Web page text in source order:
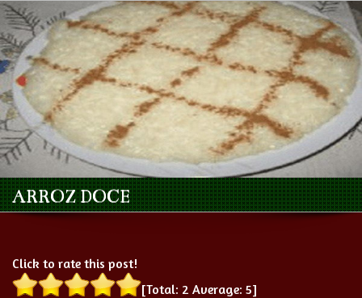
ARROZ DOCE
Click to rate this post!
[Total: 2 Average: 5]